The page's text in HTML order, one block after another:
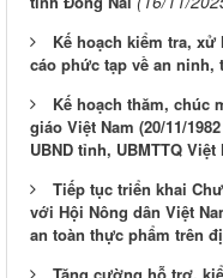
Kế hoạch kiểm tra,
cáo phức tạp về an ninh,
Kế hoạch thăm, chúc
giáo Việt Nam (20/11/
UBND tỉnh, UBMTTQ Việt
Tiếp tục triển khai
với Hội Nông dân Việt
an toàn thực phẩm trên